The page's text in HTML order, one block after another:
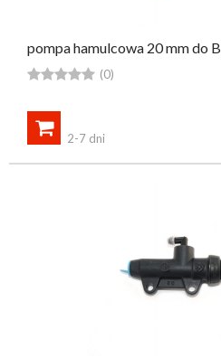
pompa hamulcowa 20 mm do
 (0)

2-7 dni